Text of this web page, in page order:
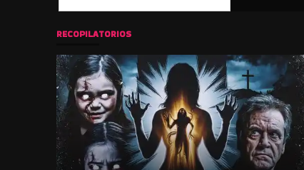
RECOPILATORIOS